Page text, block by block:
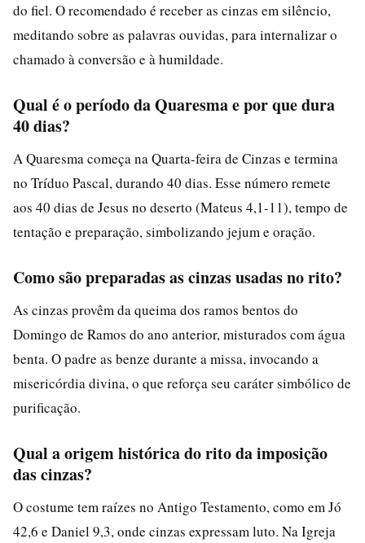
do fiel. O recomendado é receber as cinzas em silêncio,
meditando sobre as palavras ouvidas, para internalizar o
chamado à conversão e à humildade.
Qual é o período da Quaresma e por que dura
40 dias?
A Quaresma começa na Quarta-feira de Cinzas e termina
no Tríduo Pascal, durando 40 dias. Esse número remete
aos 40 dias de Jesus no deserto (Mateus 4,1-11), tempo de
tentação e preparação, simbolizando jejum e oração.
Como são preparadas as cinzas usadas no rito?
As cinzas provêm da queima dos ramos bentos do
Domingo de Ramos do ano anterior, misturados com água
benta. O padre as benze durante a missa, invocando a
misericórdia divina, o que reforça seu caráter simbólico de
purificação.
Qual a origem histórica do rito da imposição
das cinzas?
O costume tem raízes no Antigo Testamento, como em Jó
42,6 e Daniel 9,3, onde cinzas expressam luto. Na Igreja